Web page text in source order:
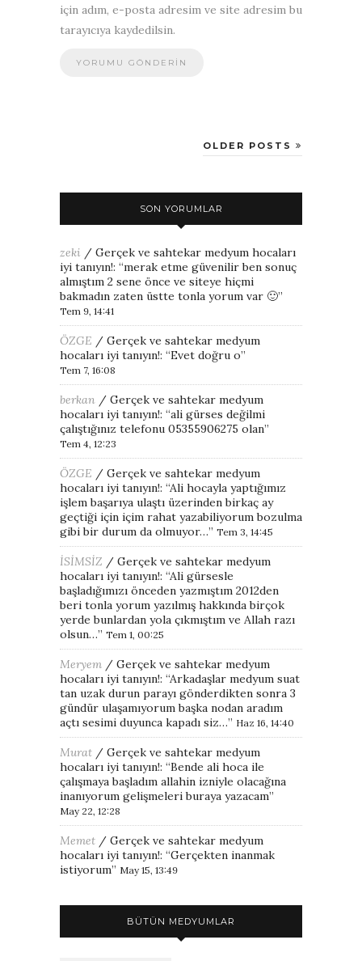
için adım, e-posta adresim ve site adresim bu
tarayıcıya kaydedilsin.
OLDER POSTS
SON YORUMLAR
zeki / Gerçek ve sahtekar medyum hocaları
iyi tanıyın!: “merak etme güvenilir ben sonuç
almıştım 2 sene önce ve siteye hiçmi
bakmadın zaten üstte tonla yorum var 🙂”
Tem 9, 14:41
ÖZGE / Gerçek ve sahtekar medyum
hocaları iyi tanıyın!: “Evet doğru o”
Tem 7, 16:08
berkan / Gerçek ve sahtekar medyum
hocaları iyi tanıyın!: “ali gürses değilmi
çalıştığınız telefonu 05355906275 olan”
Tem 4, 12:23
ÖZGE / Gerçek ve sahtekar medyum
hocaları iyi tanıyın!: “Ali hocayla yaptığımız
işlem başarıya ulaştı üzerinden birkaç ay
geçtiği için içim rahat yazabiliyorum bozulma
gibi bir durum da olmuyor…” Tem 3, 14:45
İSİMSİZ / Gerçek ve sahtekar medyum
hocaları iyi tanıyın!: “Ali gürsesle
başladığımızı önceden yazmıştım 2012den
beri tonla yorum yazılmış hakkında birçok
yerde bunlardan yola çıkmıştım ve Allah razı
olsun…” Tem 1, 00:25
Meryem / Gerçek ve sahtekar medyum
hocaları iyi tanıyın!: “Arkadaşlar medyum suat
tan uzak durun parayı gönderdikten sonra 3
gündür ulaşamıyorum başka nodan aradım
açtı sesimi duyunca kapadı siz…” Haz 16, 14:40
Murat / Gerçek ve sahtekar medyum
hocaları iyi tanıyın!: “Bende ali hoca ile
çalışmaya başladım allahin izniyle olacağına
inanıyorum gelişmeleri buraya yazacam”
May 22, 12:28
Memet / Gerçek ve sahtekar medyum
hocaları iyi tanıyın!: “Gerçekten inanmak
istiyorum” May 15, 13:49
BÜTÜN MEDYUMLAR